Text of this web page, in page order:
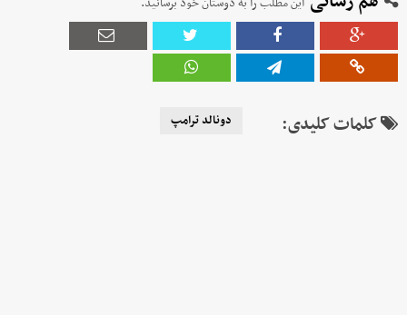
کلمات کلیدی: دونالد ترامپ